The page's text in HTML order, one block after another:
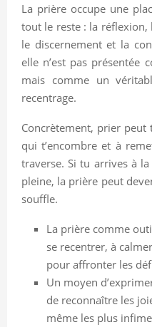
La prière occupe une
tout le reste : la
le discernement et la
elle n’est pas présentée
mais comme un
recentrage.
Concrètement, prier peut
qui t’encombre et à
traverse. Si tu arrives à
pleine, la prière peut
souffle.
La prière comme
se recentrer, à
pour affronter les
Un moyen
de reconnaître les
même les plus